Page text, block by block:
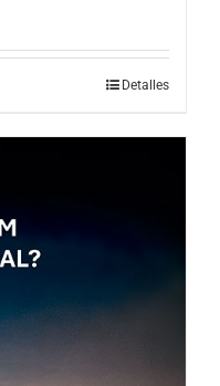
Detalles